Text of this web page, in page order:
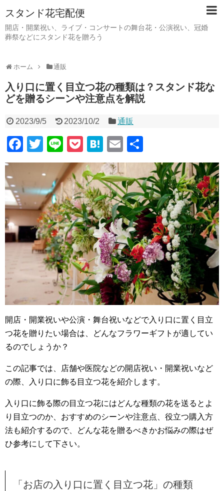
スタンド花宅配便
開店・開業祝い、ライブ・コンサートの舞台花・公演祝い、冠婚
葬祭などにスタンド花を贈ろう
ホーム 通販
入り口に置く目立つ花の種類は？スタンド花な
どを贈るシーンや注意点を解説
2023/9/5 2023/10/2 通販
F
a
e
b
o
o
T
wi
tt
er
Li
n
e
P
o
ck
et
H
at
e
n
a
E
m
ail
有
開店・開業祝いや公演・舞台祝いなどで入り口に置く目立
つ花を贈りたい場合は、どんなフラワーギフトが適してい
るのでしょうか？
この記事では、店舗や医院などの開店祝い・開業祝いなど
の際、入り口に飾る目立つ花を紹介します。
入り口に飾る際の目立つ花にはどんな種類の花を送るとよ
り目立つのか、おすすめのシーンや注意点、役立つ購入方
法も紹介するので、どんな花を贈るべきかお悩みの際はぜ
ひ参考にして下さい。
「お店の入り口に置く目立つ花」の種類